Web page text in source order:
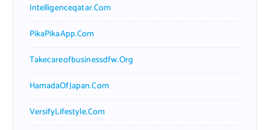
Intelligenceqatar.com
PikaPikaApp.com
Takecareofbusinessdfw.org
HamadaOfJapan.com
VersifyLifestyle.com